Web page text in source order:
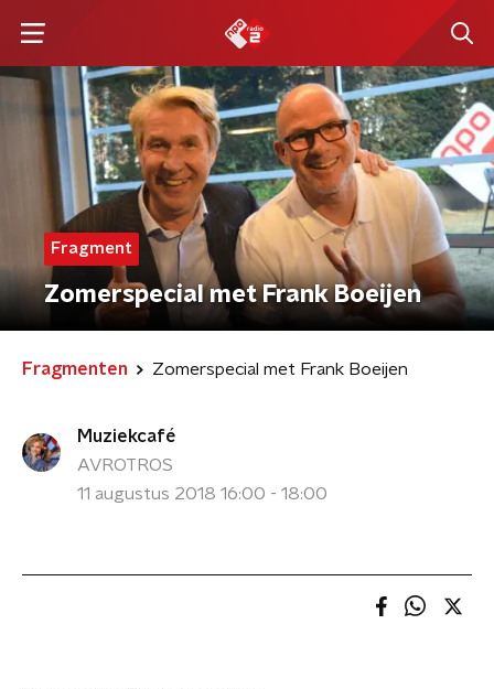
Fragment
Zomerspecial met Frank Boeijen
Fragmenten Zomerspecial met Frank Boeijen
Muziekcafé
AVROTROS
11 augustus 2018 16:00 - 18:00